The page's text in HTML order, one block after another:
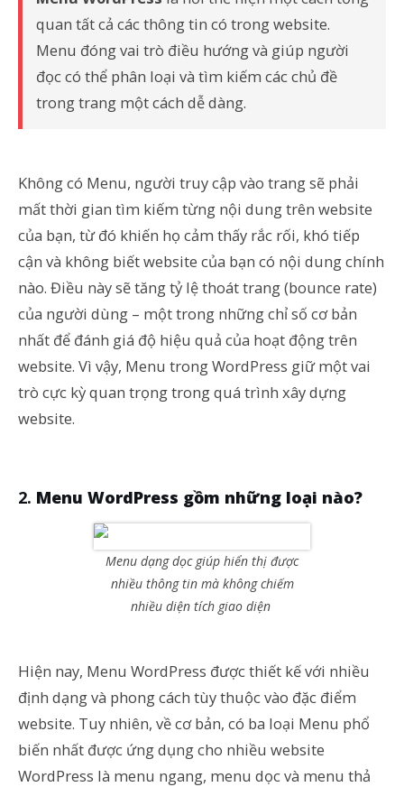
quan tất cả các thông tin có trong website.
Menu đóng vai trò điều hướng và giúp người
đọc có thể phân loại và tìm kiếm các chủ đề
trong trang một cách dễ dàng.
Không có Menu, người truy cập vào trang sẽ phải
mất thời gian tìm kiếm từng nội dung trên website
của bạn, từ đó khiến họ cảm thấy rắc rối, khó tiếp
cận và không biết website của bạn có nội dung chính
nào. Điều này sẽ tăng tỷ lệ thoát trang (bounce rate)
của người dùng – một trong những chỉ số cơ bản
nhất để đánh giá độ hiệu quả của hoạt động trên
website. Vì vậy, Menu trong WordPress giữ một vai
trò cực kỳ quan trọng trong quá trình xây dựng
website.
Menu WordPress gồm những loại nào?
Menu dạng dọc giúp hiển thị được
nhiều thông tin mà không chiếm
nhiều diện tích giao diện
Hiện nay, Menu WordPress được thiết kế với nhiều
định dạng và phong cách tùy thuộc vào đặc điểm
website. Tuy nhiên, về cơ bản, có ba loại Menu phổ
biến nhất được ứng dụng cho nhiều website
WordPress là menu ngang, menu dọc và menu thả